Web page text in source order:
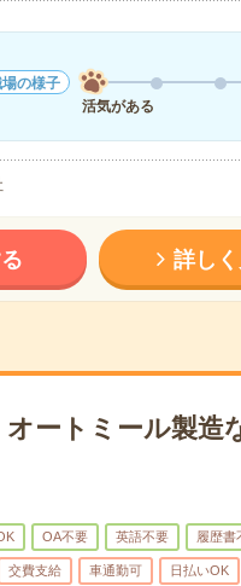
の様子
活気がある
詳し
ートミール製造
OA不要 英語不要 履歴書
交費支給 車通勤可 日払いOK